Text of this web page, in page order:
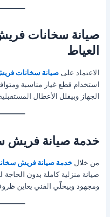
صيانة سخانات
العياط
الاعتماد علىصيانة سخانات
استخدام قطع غيار مناسبة
الجهاز وبيقلل الأعطال
خدمة صيانة فريش
من خلالخدمة صيانة فريش
صيانة منزلية كاملة بدون
ومجهود وبيخلّي الفني يعاين